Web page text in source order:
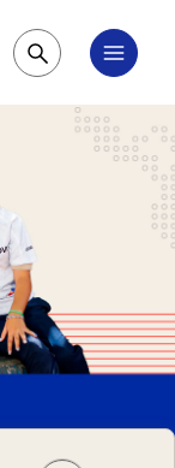
Pesquisar